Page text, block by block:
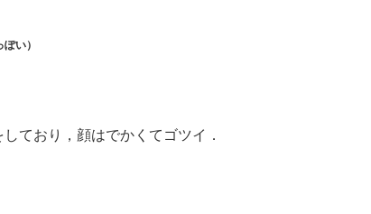
い）
ており，顔はでかくてゴツイ．